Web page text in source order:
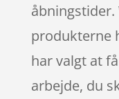
åbningstider.
produkterne
har valgt at
arbejde, du